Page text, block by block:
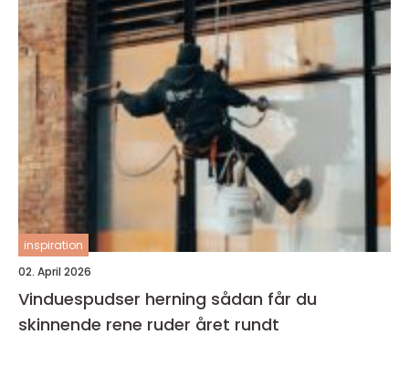
inspiration
02. April 2026
Vinduespudser herning sådan får du
skinnende rene ruder året rundt